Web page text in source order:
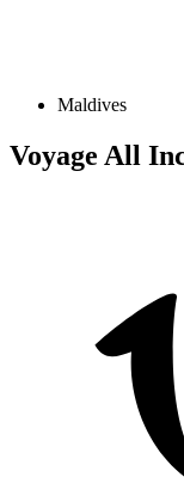
Maldives
Voyage All